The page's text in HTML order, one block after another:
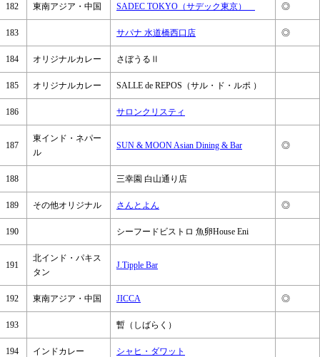
182 東南アジア・中国 SADEC TOKYO（サデック東京） ◎
183 サパナ 水道橋西口店 ◎
184 オリジナルカレー さぼうるⅡ
185 オリジナルカレー SALLE de REPOS（サル・ド・ルポ ）
186 サロンクリスティ
187
東インド・ネパー
ル
SUN & MOON Asian Dining & Bar ◎
188 三幸園 白山通り店
189 その他オリジナル さんとよん ◎
190 シーフードビストロ 魚卵House Eni
191
北インド・パキス
タン
J.Tipple Bar
192 東南アジア・中国 JICCA ◎
193 暫（しばらく）
194 インドカレー シャヒ・ダワット